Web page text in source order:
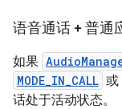
语音通话 + 普通
如果
MODE_IN_CALL 或
话处于活动状态。